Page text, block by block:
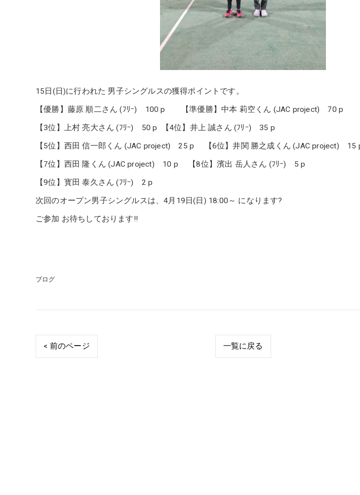
15日(日)に行われた 男子シングルスの獲得ポイントです。
【優勝】藤原 順二さん (ﾌﾘｰ) 100 p 【準優勝】中本 莉空くん (JAC project) 70 p
【3位】上村 亮大さん (ﾌﾘｰ) 50 p 【4位】井上 誠さん (ﾌﾘｰ) 35 p
【5位】西田 信一郎くん (JAC project) 25 p 【6位】井関 勝之成くん (JAC project) 15
【7位】西田 隆くん (JAC project) 10 p 【8位】濱出 岳人さん (ﾌﾘｰ) 5 p
【9位】寳田 泰久さん (ﾌﾘｰ) 2 p
次回のオープン男子シングルスは、4月19日(日) 18:00～ になります?
ご参加 お待ちしております‼
ブログ
< 前のページ 一覧に戻る